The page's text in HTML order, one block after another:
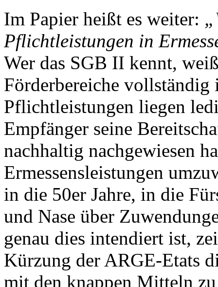
Im Papier heißt es weiter:
Pflichtleistungen in
Wer das SGB II kennt,
Förderbereiche vollständig
Pflichtleistungen liegen
Empfänger seine
nachhaltig nachgewiesen
Ermessensleistungen
in die 50er Jahre, in die
und Nase über
genau dies intendiert ist,
Kürzung der ARGE-Etats
mit den knappen Mitteln